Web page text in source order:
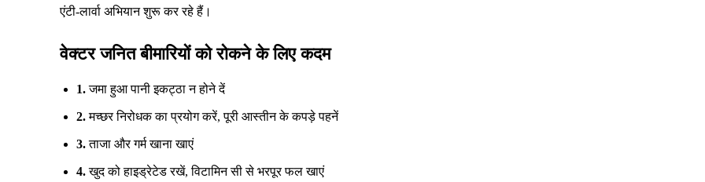
एंटी-लार्वा अभियान शुरू कर रहे हैं।
वेक्टर जनित बीमारियों को रोकने के लिए कदम
1.जमा हुआ पानी इकट्ठा न होने दें
2.मच्छर निरोधक का प्रयोग करें, पूरी आस्तीन के कपड़े पहनें
3.ताजा और गर्म खाना खाएं
4.खुद को हाइड्रेटेड रखें, विटामिन सी से भरपूर फल खाएं